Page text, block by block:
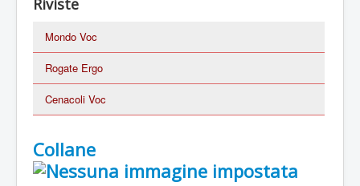
Riviste
Mondo Voc
Rogate Ergo
Cenacoli Voc
Collane